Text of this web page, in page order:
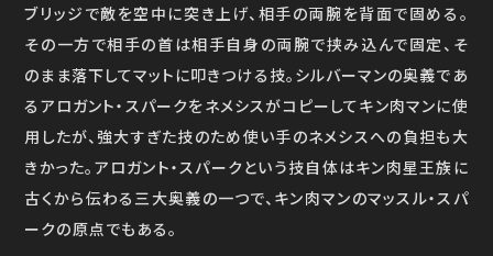
ブリッジで敵を空中に突き上げ、相手の両腕を背面で固める。
その一方で相手の首は相手自身の両腕で挟み込んで固定、そ
のまま落下してマットに叩きつける技。シルバーマンの奥義であ
るアロガント・スパークをネメシスがコピーしてキン肉マンに使
用したが、強大すぎた技のため使い手のネメシスへの負担も大
きかった。アロガント・スパークという技自体はキン肉星王族に
古くから伝わる三大奥義の一つで、キン肉マンのマッスル・スパ
ークの原点でもある。